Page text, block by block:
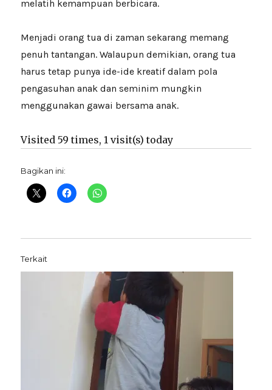
melatih kemampuan berbicara.
Menjadi orang tua di zaman sekarang memang
penuh tantangan. Walaupun demikian, orang tua
harus tetap punya ide-ide kreatif dalam pola
pengasuhan anak dan seminim mungkin
menggunakan gawai bersama anak.
Visited 59 times, 1 visit(s) today
Bagikan ini:
Terkait